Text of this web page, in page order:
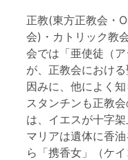
正教(東方正教会・
会)・カトリック教
会では「亜使徒（
が、正教会におけ
因みに、他によく
スタンチンも正教
は、イエスが十字
マリアは遺体に香
ら「携香女」（ケ